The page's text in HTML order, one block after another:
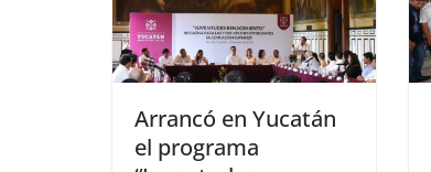
Arrancó en Yucatán
el programa